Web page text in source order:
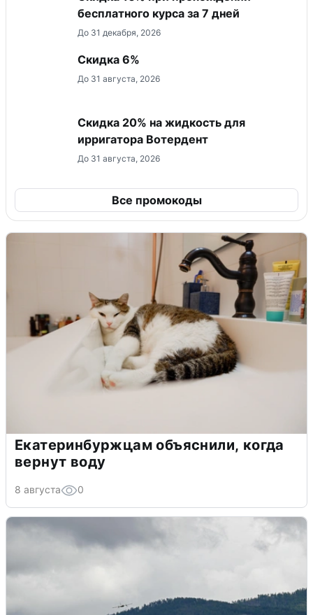
бесплатного курса за 7 дней
До 31 декабря, 2026
Скидка 6%
До 31 августа, 2026
Скидка 20% на жидкость для
ирригатора Вотердент
До 31 августа, 2026
Все промокоды
Екатеринбуржцам объяснили, когда
вернут воду
8 августа 0